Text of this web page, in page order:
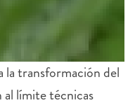
la transformación del
límite técnicas